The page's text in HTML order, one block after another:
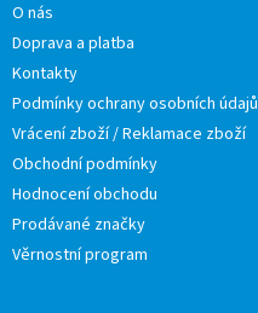
O nás
Doprava a platba
Kontakty
Podmínky ochrany osobních údajů
Vrácení zboží / Reklamace zboží
Obchodní podmínky
Hodnocení obchodu
Prodávané značky
Věrnostní program